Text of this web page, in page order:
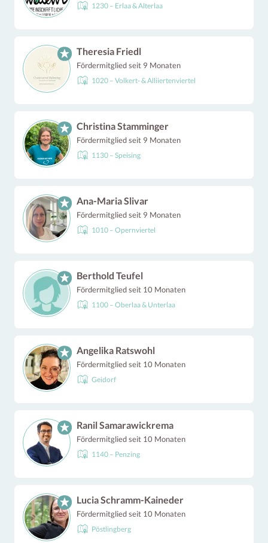
1230 – Erlaa & Alterlaa
Theresia Friedl
Fördermitglied seit 9 Monaten
1020 – Volkert- & Alliiertenviertel
Christina Stamminger
Fördermitglied seit 9 Monaten
1130 – Speising
Ana-Maria Slivar
Fördermitglied seit 9 Monaten
1010 – Opernviertel
Berthold Teufel
Fördermitglied seit 10 Monaten
1100 – Oberlaa & Unterlaa
Angelika Ratswohl
Fördermitglied seit 10 Monaten
Geidorf
Ranil Samarawickrema
Fördermitglied seit 10 Monaten
1140 – Penzing
Lucia Schramm-Kaineder
Fördermitglied seit 10 Monaten
Pöstlingberg